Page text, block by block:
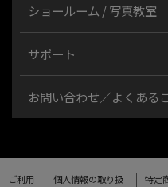
ショールーム / 写真教室
サポート
お問い合わせ／よくある
ご利用
個人情報の取り扱
特定